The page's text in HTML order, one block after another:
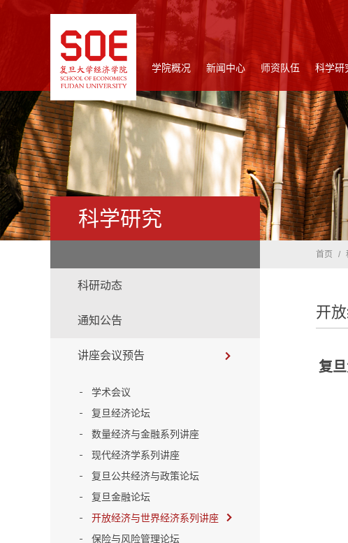
学院概况 新闻中心 师资队伍 科学研
科学研究
科研动态
通知公告
讲座会议预告
学术会议
复旦经济论坛
数量经济与金融系列讲座
现代经济学系列讲座
复旦公共经济与政策论坛
复旦金融论坛
开放经济与世界经济系列讲座
保险与风险管理论坛
首页 /
开
复